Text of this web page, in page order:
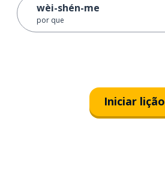
wèi-shén-me
por que
Iniciar lição